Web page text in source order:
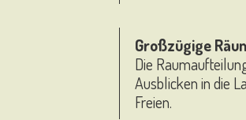
Großzügige
Die
Ausblicken in die
Freien.